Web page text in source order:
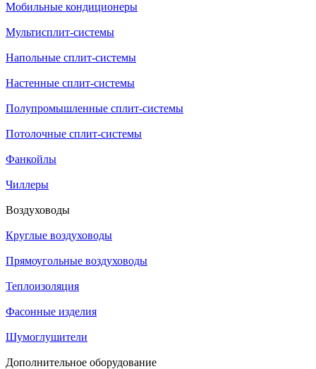
Мобильные кондиционеры
Мультисплит-системы
Напольные сплит-системы
Настенные сплит-системы
Полупромышленные сплит-системы
Потолочные сплит-системы
Фанкойлы
Чиллеры
Воздуховоды
Круглые воздуховоды
Прямоугольные воздуховоды
Теплоизоляция
Фасонные изделия
Шумоглушители
Дополнительное оборудование